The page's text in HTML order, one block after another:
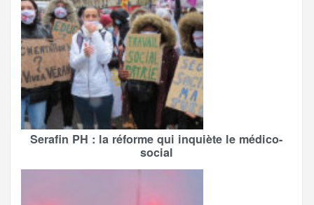
Serafin PH : la réforme qui inquiète le médico-
social